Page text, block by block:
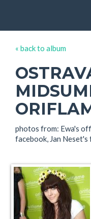
« back to album
photos from: Ewa's
facebook, Jan